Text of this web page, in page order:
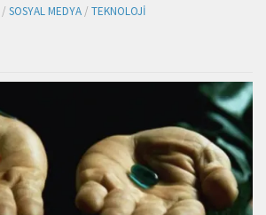
/ SOSYAL MEDYA / TEKNOLOJI